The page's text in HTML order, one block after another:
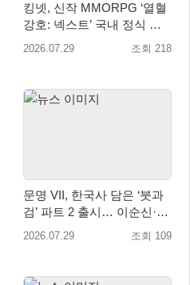
킹넷, 신작 MMORPG ‘열혈
강호: 넥스트’ 국내 정식 출
시
2026.07.29 조회 218
문명 VII, 한국사 담은 ‘붓과
검’ 파트 2 출시… 이순신·고
려·조선 추가
2026.07.29 조회 109